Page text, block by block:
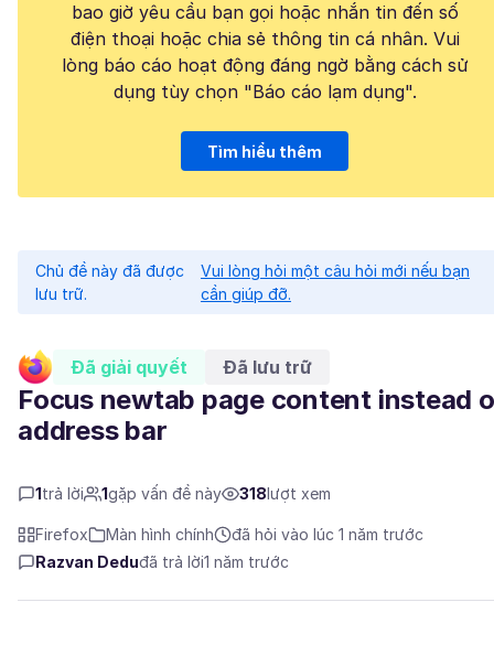
bao giờ yêu cầu bạn gọi hoặc nhắn tin đến số
điện thoại hoặc chia sẻ thông tin cá nhân. Vui
lòng báo cáo hoạt động đáng ngờ bằng cách sử
dụng tùy chọn "Báo cáo lạm dụng".
Tìm hiểu thêm
Chủ đề này đã được
lưu trữ.
Vui lòng hỏi một câu hỏi mới nếu bạn
cần giúp đỡ.
Đã giải quyết Đã lưu trữ
Focus newtab page content instead
address bar
1trả lời 1gặp vấn đề này 318lượt xem
Firefox Màn hình chính
đã hỏi vào lúc 1 năm trước
Razvan Deduđã trả lời1 năm trước